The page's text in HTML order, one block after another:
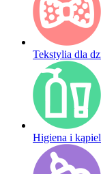
Tekstylia dla
Higiena i kąpiel